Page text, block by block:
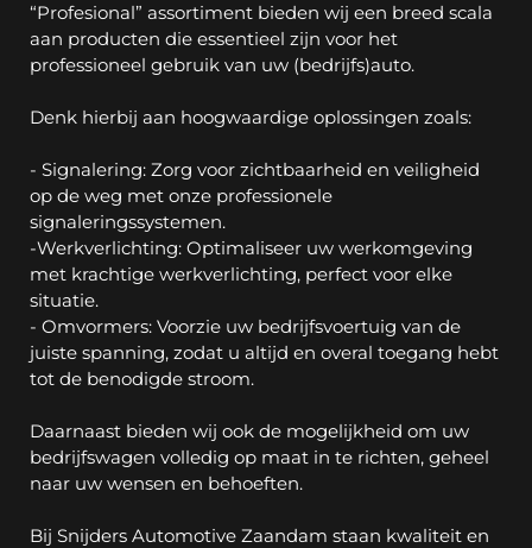
“Profesional” assortiment bieden wij een breed scala
aan producten die essentieel zijn voor het
professioneel gebruik van uw (bedrijfs)auto.
Denk hierbij aan hoogwaardige oplossingen zoals:
- Signalering: Zorg voor zichtbaarheid en veiligheid
op de weg met onze professionele
signaleringssystemen.
-Werkverlichting: Optimaliseer uw werkomgeving
met krachtige werkverlichting, perfect voor elke
situatie.
- Omvormers: Voorzie uw bedrijfsvoertuig van de
juiste spanning, zodat u altijd en overal toegang hebt
tot de benodigde stroom.
Daarnaast bieden wij ook de mogelijkheid om uw
bedrijfswagen volledig op maat in te richten, geheel
naar uw wensen en behoeften.
Bij Snijders Automotive Zaandam staan kwaliteit en